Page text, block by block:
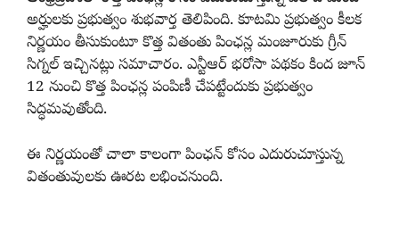
అర్హులకు ప్రభుత్వం శుభవార్త తెలిపింది. కూటమి ప్రభుత్వం కీలక
నిర్ణయం తీసుకుంటూ కొత్త వితంతు పింఛన్ల మంజూరుకు గ్రీన్
సిగ్నల్ ఇచ్చినట్లు సమాచారం. ఎన్టీఆర్ భరోసా పథకం కింద జూన్
12 నుంచి కొత్త పింఛన్ల పంపిణీ చేపట్టేందుకు ప్రభుత్వం
సిద్ధమవుతోంది.
ఈ నిర్ణయంతో చాలా కాలంగా పింఛన్ కోసం ఎదురుచూస్తున్న
వితంతువులకు ఊరట లభించనుంది.